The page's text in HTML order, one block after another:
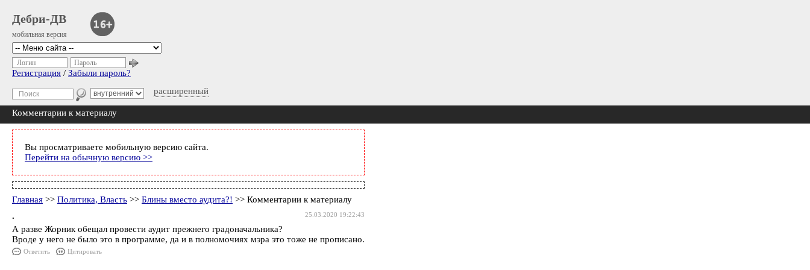
Дебри-ДВ
мобильная версия
расширенный
Логин Пароль
Регистрация / Забыли пароль?
Комментарии к материалу
Вы просматриваете мобильную версию сайта.
Перейти на обычную версию >>
Главная >> Политика, Власть >> Блины вместо аудита?! >> Комментарии к материалу
25.03.2020 19:22:43
.
А разве Жорник обещал провести аудит прежнего градоначальника?
Вроде у него не было это в программе, да и в полномочиях мэра это тоже не прописано.
Ответить Цитировать